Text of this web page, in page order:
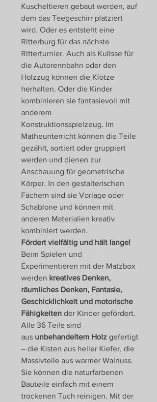
Kuscheltieren gebaut werden, auf
dem das Teegeschirr platziert
wird. Oder es entsteht eine
Ritterburg für das nächste
Ritterturnier. Auch als Kulisse für
die Autorennbahn oder den
Holzzug können die Klötze
herhalten. Oder die Kinder
kombinieren sie fantasievoll mit
anderem
Konstruktionsspielzeug. Im
Matheunterricht können die Teile
gezählt, sortiert oder gruppiert
werden und dienen zur
Anschauung für geometrische
Körper. In den gestalterischen
Fächern sind sie Vorlage oder
Schablone und können mit
anderen Materialien kreativ
kombiniert werden.
Fördert vielfältig und hält lange!
Beim Spielen und
Experimentieren mit der Matzbox
werden kreatives Denken,
räumliches Denken, Fantasie,
Geschicklichkeit und motorische
Fähigkeiten der Kinder gefördert.
Alle 36 Teile sind
aus unbehandeltem Holz gefertigt
– die Kisten aus heller Kiefer, die
Massivteile aus warmer Walnuss.
Sie können die naturfarbenen
Bauteile einfach mit einem
trockenen Tuch reinigen. Mit der